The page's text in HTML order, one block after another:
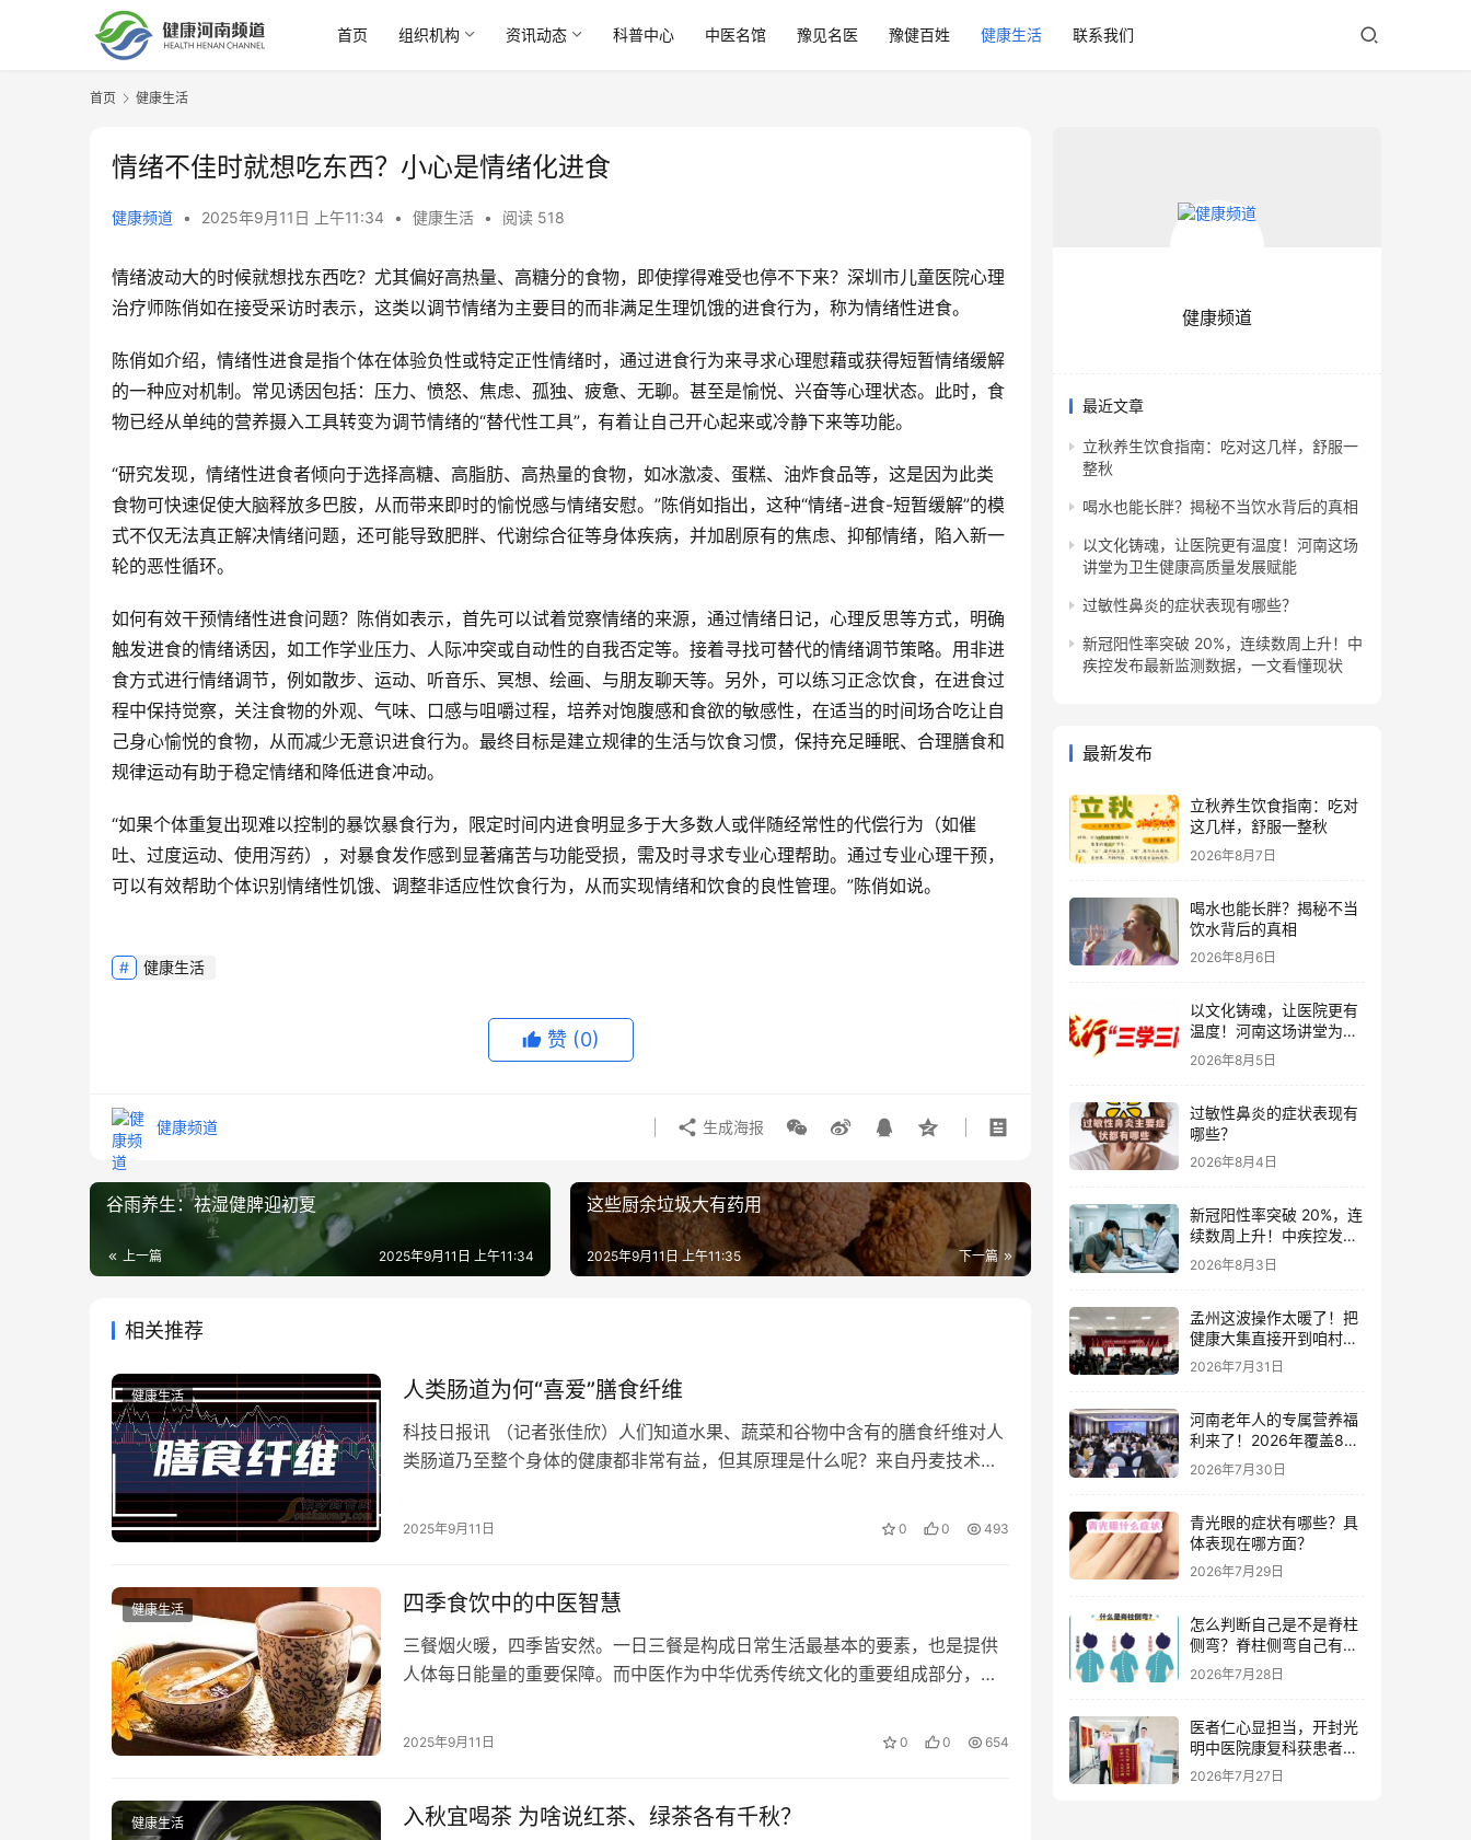
首页 组织机构 资讯动态 科普中心 中医名馆 豫见名医 豫健百姓 健康生活 联系我们
首页 健康生活
情绪不佳时就想吃东西？小心是情绪化进食
健康频道 • 2025年9月11日 上午11:34 • 健康生活 • 阅读 518
情绪波动大的时候就想找东西吃？尤其偏好高热量、高糖分的食物，即使撑得难受也停不下来？深圳市儿童医院心理
治疗师陈俏如在接受采访时表示，这类以调节情绪为主要目的而非满足生理饥饿的进食行为，称为情绪性进食。
陈俏如介绍，情绪性进食是指个体在体验负性或特定正性情绪时，通过进食行为来寻求心理慰藉或获得短暂情绪缓解
的一种应对机制。常见诱因包括：压力、愤怒、焦虑、孤独、疲惫、无聊。甚至是愉悦、兴奋等心理状态。此时，食
物已经从单纯的营养摄入工具转变为调节情绪的“替代性工具”，有着让自己开心起来或冷静下来等功能。
“研究发现，情绪性进食者倾向于选择高糖、高脂肪、高热量的食物，如冰激凌、蛋糕、油炸食品等，这是因为此类
食物可快速促使大脑释放多巴胺，从而带来即时的愉悦感与情绪安慰。”陈俏如指出，这种“情绪-进食-短暂缓解”的模
式不仅无法真正解决情绪问题，还可能导致肥胖、代谢综合征等身体疾病，并加剧原有的焦虑、抑郁情绪，陷入新一
轮的恶性循环。
如何有效干预情绪性进食问题？陈俏如表示，首先可以试着觉察情绪的来源，通过情绪日记，心理反思等方式，明确
触发进食的情绪诱因，如工作学业压力、人际冲突或自动性的自我否定等。接着寻找可替代的情绪调节策略。用非进
食方式进行情绪调节，例如散步、运动、听音乐、冥想、绘画、与朋友聊天等。另外，可以练习正念饮食，在进食过
程中保持觉察，关注食物的外观、气味、口感与咀嚼过程，培养对饱腹感和食欲的敏感性，在适当的时间场合吃让自
己身心愉悦的食物，从而减少无意识进食行为。最终目标是建立规律的生活与饮食习惯，保持充足睡眠、合理膳食和
规律运动有助于稳定情绪和降低进食冲动。
“如果个体重复出现难以控制的暴饮暴食行为，限定时间内进食明显多于大多数人或伴随经常性的代偿行为（如催
吐、过度运动、使用泻药），对暴食发作感到显著痛苦与功能受损，需及时寻求专业心理帮助。通过专业心理干预，
可以有效帮助个体识别情绪性饥饿、调整非适应性饮食行为，从而实现情绪和饮食的良性管理。”陈俏如说。
健康生活
赞 (0)
健康频道 生成海报
谷雨养生：祛湿健脾迎初夏
上一篇 2025年9月11日 上午11:34
这些厨余垃圾大有药用
下一篇
2025年9月11日 上午11:35
相关推荐
健康生活 人类肠道为何“喜爱”膳食纤维
科技日报讯 （记者张佳欣）人们知道水果、蔬菜和谷物中含有的膳食纤维对人
类肠道乃至整个身体的健康都非常有益，但其原理是什么呢？来自丹麦技术大
加体内的有益物质，减少有害物质。相关论文发表在最新一期《自然·微生物
2025年9月11日 0 0 493
健康生活 四季食饮中的中医智慧
三餐烟火暖，四季皆安然。一日三餐是构成日常生活最基本的要素，也是提供
人体每日能量的重要保障。而中医作为中华优秀传统文化的重要组成部分，在
慧呢？ 饮食有节 《黄帝内经》有言：“上古之人，其知道者，法于阴阳，和于
2025年9月11日 0 0 654
健康生活 入秋宜喝茶 为啥说红茶、绿茶各有千秋？
健康频道
最近文章
立秋养生饮食指南：吃对这几样，舒服一
整秋
喝水也能长胖？揭秘不当饮水背后的真相
以文化铸魂，让医院更有温度！河南这场
讲堂为卫生健康高质量发展赋能
过敏性鼻炎的症状表现有哪些？
新冠阳性率突破 20%，连续数周上升！中
疾控发布最新监测数据，一文看懂现状
最新发布
立秋养生饮食指南：吃对
这几样，舒服一整秋
2026年8月7日
喝水也能长胖？揭秘不当
饮水背后的真相
2026年8月6日
以文化铸魂，让医院更有
温度！河南这场讲堂为卫
生健康高质量发展赋能
2026年8月5日
过敏性鼻炎的症状表现有
哪些？
2026年8月4日
新冠阳性率突破 20%，连
续数周上升！中疾控发布
最新监测数据，一文看懂
2026年8月3日
孟州这波操作太暖了！把
健康大集直接开到咱村门
口，老少爷们都夸到心坎
2026年7月31日
河南老年人的专属营养福
利来了！2026年覆盖85
个县区，家门口就能享全
流程服务
2026年7月30日
青光眼的症状有哪些？具
体表现在哪方面？
2026年7月29日
怎么判断自己是不是脊柱
侧弯？脊柱侧弯自己有感
觉吗？
2026年7月28日
医者仁心显担当，开封光
明中医院康复科获患者赠
锦旗点赞
2026年7月27日